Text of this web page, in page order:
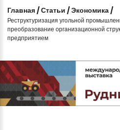
Главная /Статьи /Экономика /
Реструктуризация угольной
преобразование организационной
предприятием